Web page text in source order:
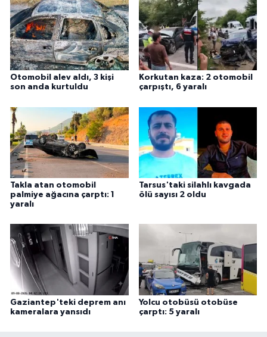
Otomobil alev aldı, 3 kişi
son anda kurtuldu
Korkutan kaza: 2 otomobil
çarpıştı, 6 yaralı
Takla atan otomobil
palmiye ağacına çarptı: 1
yaralı
Tarsus'taki silahlı kavgada
ölü sayısı 2 oldu
Gaziantep'teki deprem anı
kameralara yansıdı
Yolcu otobüsü otobüse
çarptı: 5 yaralı